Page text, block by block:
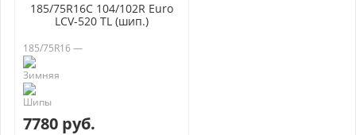
185/75R16C 104/102R Euro
LCV-520 TL (шип.)
185/75R16 —
7780 руб.